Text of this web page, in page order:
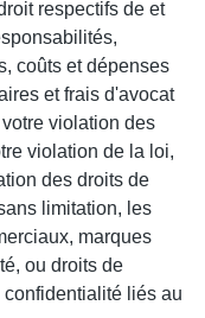
respectifs de et
coûts et dépenses
et frais d'avocat
violation des
violation de la loi,
des droits de
limitation, les
marques
ou droits de
liés au